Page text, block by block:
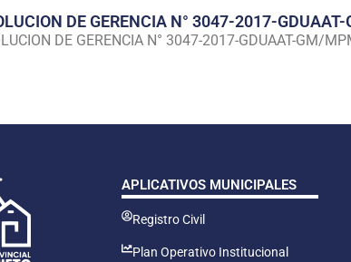
DE GERENCIA N° 3047-2017-
DE GERENCIA N° 3047-2017-GDUAAT-GM/
APLICATIVOS MUNICIPALES
Registro Civil
Plan Operativo Institucional